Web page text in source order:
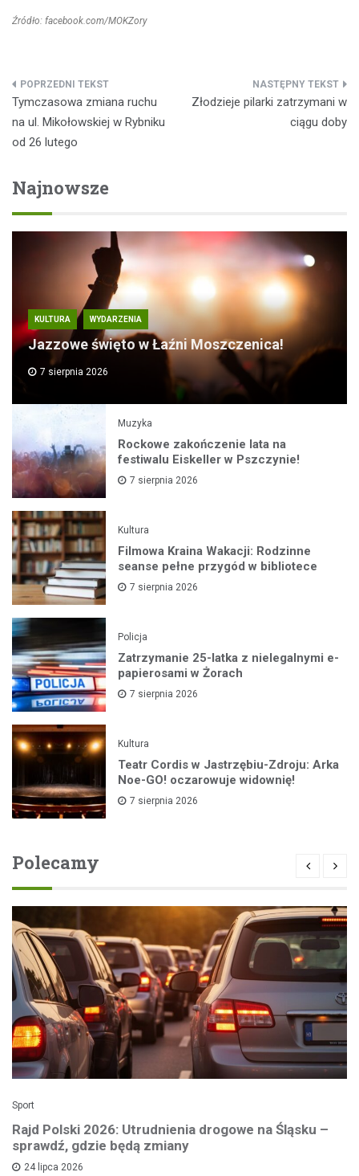
Źródło: facebook.com/MOKZory
Nawigacja
wpisu
Tymczasowa zmiana ruchu
na ul. Mikołowskiej w Rybniku
od 26 lutego
Złodzieje pilarki zatrzymani w
ciągu doby
Najnowsze
KULTURA WYDARZENIA
Jazzowe święto w Łaźni Moszczenica!
7 sierpnia 2026
Muzyka
Rockowe zakończenie lata na
festiwalu Eiskeller w Pszczynie!
7 sierpnia 2026
Kultura
Filmowa Kraina Wakacji: Rodzinne
seanse pełne przygód w bibliotece
7 sierpnia 2026
Policja
Zatrzymanie 25-latka z nielegalnymi e-
papierosami w Żorach
7 sierpnia 2026
Kultura
Teatr Cordis w Jastrzębiu-Zdroju: Arka
Noe-GO! oczarowuje widownię!
7 sierpnia 2026
Polecamy
Sport
Rajd Polski 2026: Utrudnienia drogowe na Śląsku –
sprawdź, gdzie będą zmiany
24 lipca 2026